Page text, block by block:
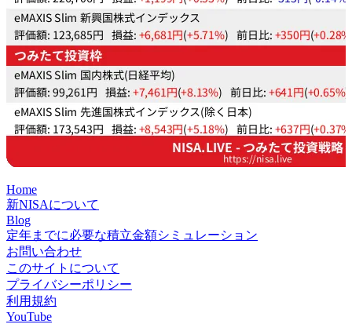
Home
新NISAについて
Blog
定年までに必要な積立金額シミュレーション
お問い合わせ
このサイトについて
プライバシーポリシー
利用規約
YouTube